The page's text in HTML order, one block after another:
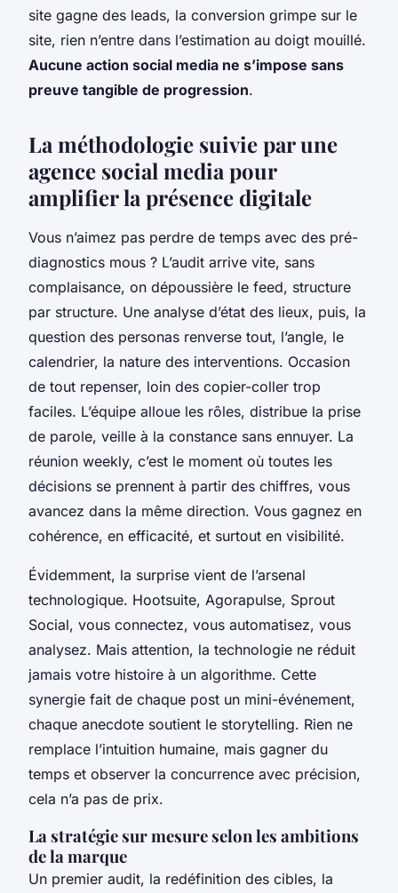
site gagne des leads, la conversion grimpe sur le
site, rien n’entre dans l’estimation au doigt mouillé.
Aucune action social media ne s’impose sans
preuve tangible de progression.
La méthodologie suivie par une
agence social media pour
amplifier la présence digitale
Vous n’aimez pas perdre de temps avec des pré-
diagnostics mous ? L’audit arrive vite, sans
complaisance, on dépoussière le feed, structure
par structure. Une analyse d’état des lieux, puis, la
question des personas renverse tout, l’angle, le
calendrier, la nature des interventions. Occasion
de tout repenser, loin des copier-coller trop
faciles. L’équipe alloue les rôles, distribue la prise
de parole, veille à la constance sans ennuyer. La
réunion weekly, c’est le moment où toutes les
décisions se prennent à partir des chiffres, vous
avancez dans la même direction. Vous gagnez en
cohérence, en efficacité, et surtout en visibilité.
Évidemment, la surprise vient de l’arsenal
technologique. Hootsuite, Agorapulse, Sprout
Social, vous connectez, vous automatisez, vous
analysez. Mais attention, la technologie ne réduit
jamais votre histoire à un algorithme. Cette
synergie fait de chaque post un mini-événement,
chaque anecdote soutient le storytelling. Rien ne
remplace l’intuition humaine, mais gagner du
temps et observer la concurrence avec précision,
cela n’a pas de prix.
La stratégie sur mesure selon les ambitions
de la marque
Un premier audit, la redéfinition des cibles, la